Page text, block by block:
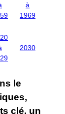
à
1969
2030
le
clé, un